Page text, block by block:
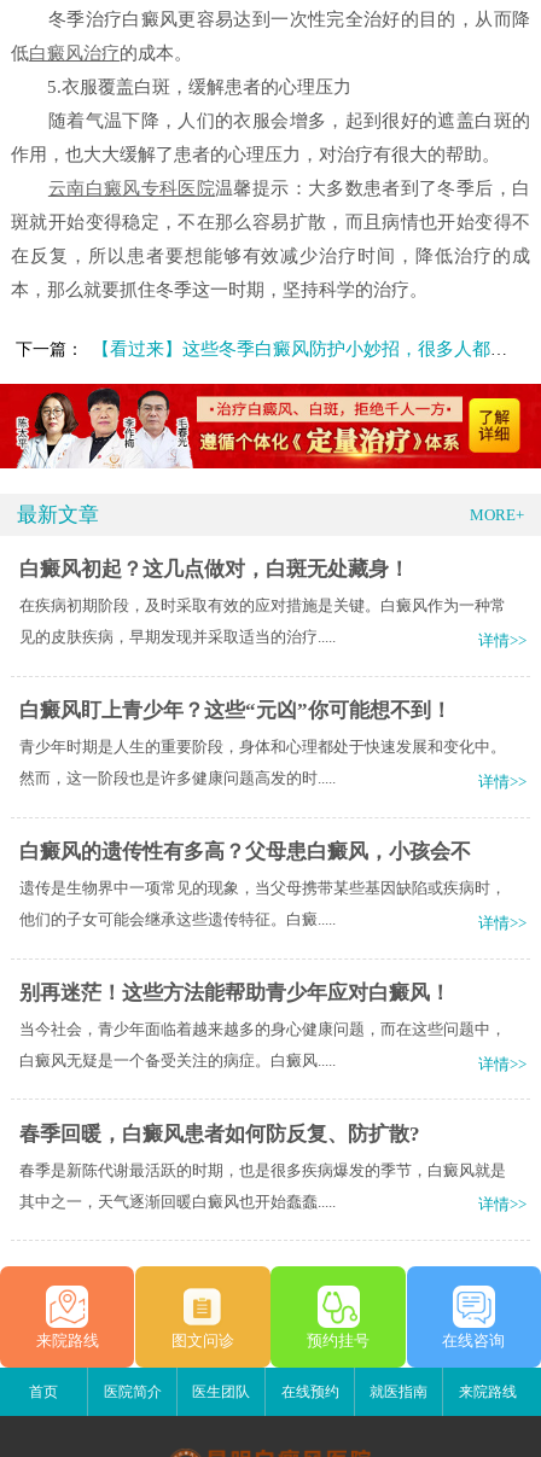
冬季治疗白癜风更容易达到一次性完全治好的目的，从而降
低白癜风治疗的成本。
5.衣服覆盖白斑，缓解患者的心理压力
随着气温下降，人们的衣服会增多，起到很好的遮盖白斑的
作用，也大大缓解了患者的心理压力，对治疗有很大的帮助。
云南白癜风专科医院温馨提示：大多数患者到了冬季后，白
斑就开始变得稳定，不在那么容易扩散，而且病情也开始变得不
在反复，所以患者要想能够有效减少治疗时间，降低治疗的成
本，那么就要抓住冬季这一时期，坚持科学的治疗。
下一篇： 【看过来】这些冬季白癜风防护小妙招，很多人都不知道！
最新文章 MORE+
白癜风初起？这几点做对，白斑无处藏身！
在疾病初期阶段，及时采取有效的应对措施是关键。白癜风作为一种常
见的皮肤疾病，早期发现并采取适当的治疗.....
详情>>
白癜风盯上青少年？这些“元凶”你可能想不到！
青少年时期是人生的重要阶段，身体和心理都处于快速发展和变化中。
然而，这一阶段也是许多健康问题高发的时.....
详情>>
白癜风的遗传性有多高？父母患白癜风，小孩会不
遗传是生物界中一项常见的现象，当父母携带某些基因缺陷或疾病时，
他们的子女可能会继承这些遗传特征。白癜.....
详情>>
别再迷茫！这些方法能帮助青少年应对白癜风！
当今社会，青少年面临着越来越多的身心健康问题，而在这些问题中，
白癜风无疑是一个备受关注的病症。白癜风.....
详情>>
春季回暖，白癜风患者如何防反复、防扩散?
春季是新陈代谢最活跃的时期，也是很多疾病爆发的季节，白癜风就是
其中之一，天气逐渐回暖白癜风也开始蠢蠢.....
详情>>
来院路线 图文问诊 预约挂号 在线咨询
首页 医院简介 医生团队 在线预约 就医指南 来院路线